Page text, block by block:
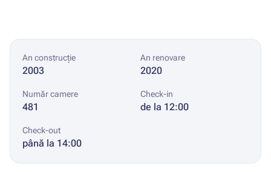
An construcție
2003
An renovare
2020
Număr camere
481
Check-in
de la 12:00
Check-out
până la 14:00